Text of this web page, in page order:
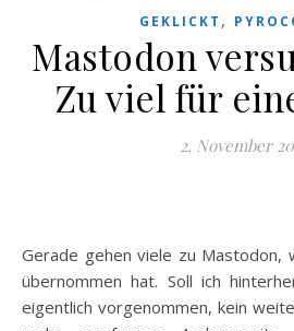
GEKLICKT ,
Mastodon
Zu viel für
2. November
Gerade gehen viele zu Mastodon, weil Elon Musik Twitter
übernommen hat. Soll ich
eigentlich vorgenommen, kein